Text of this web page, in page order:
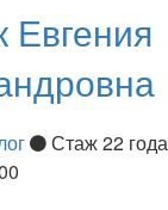
Евгения
Стаж 22 года